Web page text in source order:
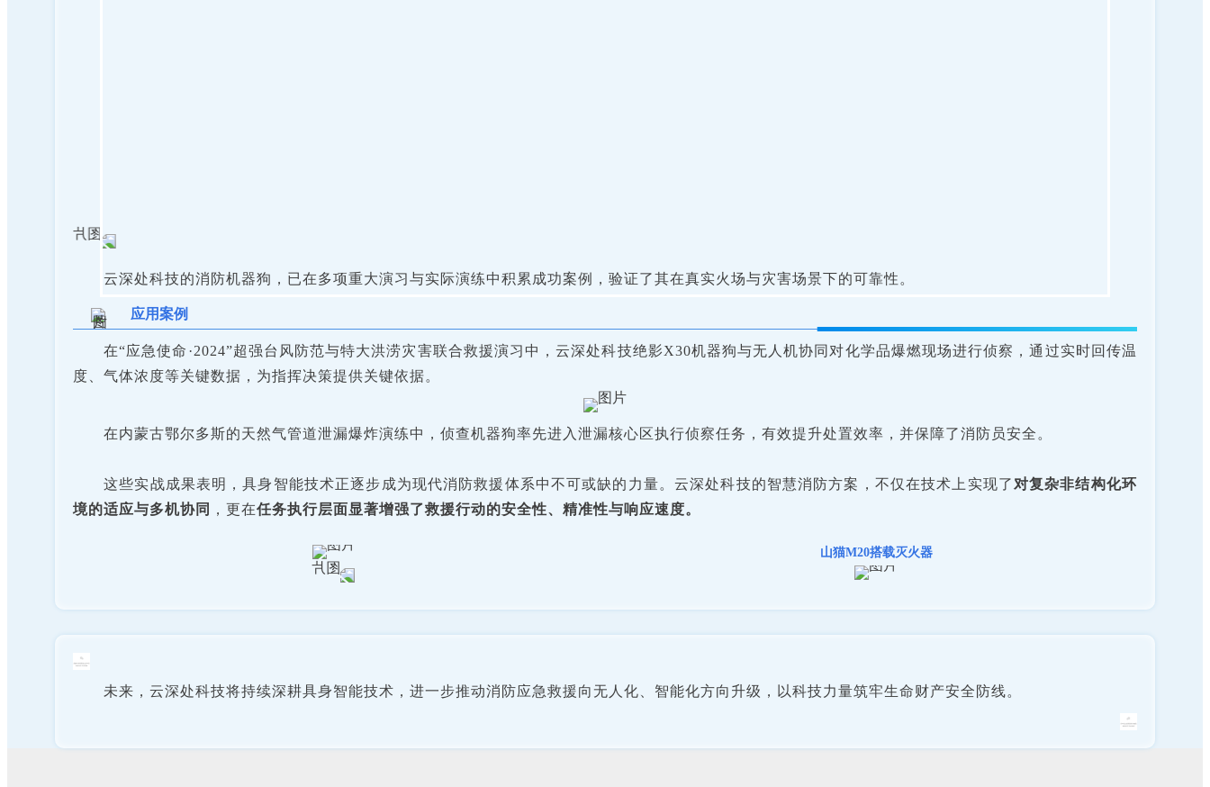
云深处科技的消防机器狗，已在多项重大演习与实际演练中积累成功案例，验证了其在真实火场与灾害场景下的可靠性。
应用案例
在“应急使命·2024”超强台风防范与特大洪涝灾害联合救援演习中，云深处科技绝影X30机器狗与无人机协同对化学品爆燃现场进行侦察，通过实时回传温
度、气体浓度等关键数据，为指挥决策提供关键依据。
在内蒙古鄂尔多斯的天然气管道泄漏爆炸演练中，侦查机器狗率先进入泄漏核心区执行侦察任务，有效提升处置效率，并保障了消防员安全。
这些实战成果表明，具身智能技术正逐步成为现代消防救援体系中不可或缺的力量。云深处科技的智慧消防方案，不仅在技术上实现了 对复杂非结构化环
境的适应与多机协同
，更在任务执行层面显著增强了救援行动的安全性、精准性与响应速度。
山猫M20搭载灭火器
未来，云深处科技将持续深耕具身智能技术，进一步推动消防应急救援向无人化、智能化方向升级，以科技力量筑牢生命财产安全防线。